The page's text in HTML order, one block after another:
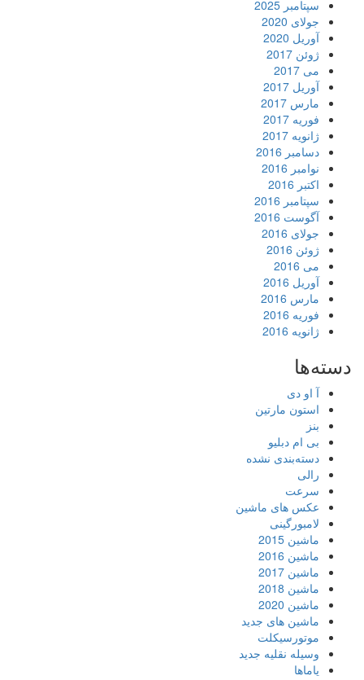
سپتامبر 2025
جولای 2020
آوریل 2020
ژوئن 2017
می 2017
آوریل 2017
مارس 2017
فوریه 2017
ژانویه 2017
دسامبر 2016
نوامبر 2016
اکتبر 2016
سپتامبر 2016
آگوست 2016
جولای 2016
ژوئن 2016
می 2016
آوریل 2016
مارس 2016
فوریه 2016
ژانویه 2016
دسته‌ها
آ او دی
استون مارتین
بنز
بی ام دبلیو
دسته‌بندی نشده
رالی
سرعت
عکس های ماشین
لامبورگینی
ماشین 2015
ماشین 2016
ماشین 2017
ماشین 2018
ماشین 2020
ماشین های جدید
موتورسیکلت
وسیله نقلیه جدید
یاماها